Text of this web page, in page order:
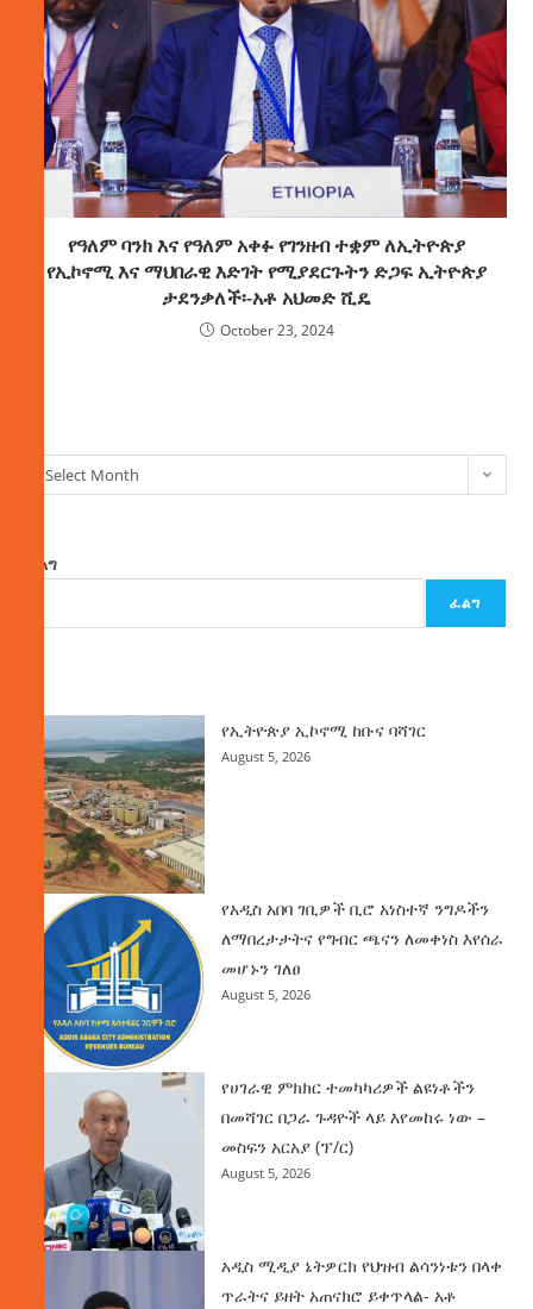
የዓለም ባንክ እና የዓለም አቀፉ የገንዘብ ተቋም ለኢትዮጵያ
የኢኮኖሚ እና ማህበራዊ እድገት የሚያደርጉትን ድጋፍ ኢትዮጵያ
ታደንቃለች፡-አቶ አህመድ ሺዴ
October 23, 2024
Select Month
ፈልግ
ፈልግ
የኢትዮጵያ ኢኮኖሚ ከቡና ባሻገር
August 5, 2026
የአዲስ አበባ ገቢዎች ቢሮ አነስተኛ ንግዶችን
ለማበረታታትና የግብር ጫናን ለመቀነስ እየሰራ
መሆኑን ገለፀ
August 5, 2026
የሀገራዊ ምክክር ተመካካሪዎች ልዩነቶችን
በመሻገር በጋራ ጉዳዮች ላይ እየመከሩ ነው –
መስፍን አርአያ (ፕ/ር)
August 5, 2026
አዲስ ሚዲያ ኔትዎርክ የህዝብ ልሳንነቱን በላቀ
ጥራትና ይዘት አጠናክሮ ይቀጥላል- አቶ